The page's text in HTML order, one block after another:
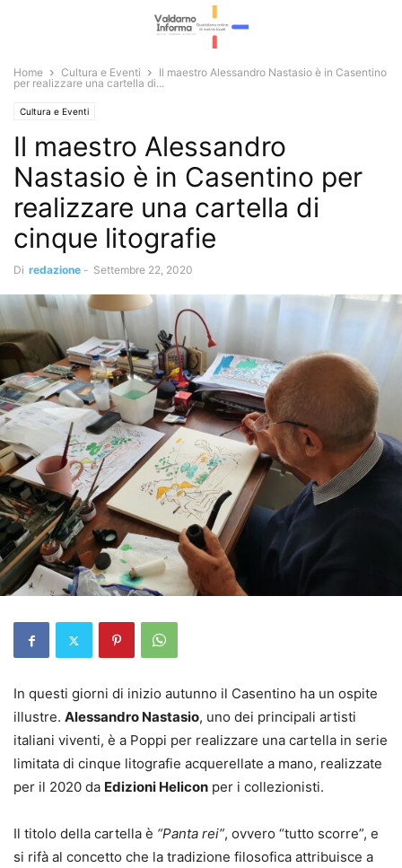
Home Cultura e Eventi
Il maestro Alessandro Nastasio è in Casentino
per realizzare una cartella di...
Cultura e Eventi
Il maestro Alessandro
Nastasio è in Casentino per
realizzare una cartella di
cinque litografie
Di redazione - Settembre 22, 2020
In questi giorni di inizio autunno il Casentino ha un ospite
illustre. Alessandro Nastasio, uno dei principali artisti
italiani viventi, è a Poppi per realizzare una cartella in serie
limitata di cinque litografie acquerellate a mano, realizzate
per il 2020 da Edizioni Helicon per i collezionisti.
Il titolo della cartella è “Panta rei”, ovvero “tutto scorre”, e
si rifà al concetto che la tradizione filosofica attribuisce a